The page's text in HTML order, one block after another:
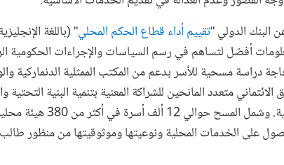
البنك الدولي "تقييم أداء قطاع الحكم المحلي" (باللغة
أفضل لتساهم في رسم السياسات والإجراءات الحكومية
دراسة مسحية للأسر بدعم من المكتب الممثلية الدنماركية
متعدد المانحين للشراكة المعنية بتنمية البنية التحتية
الفلسطينية للإصلاح
على الخدمات المحلية ونوعيتها وموثوقيتها من منظور